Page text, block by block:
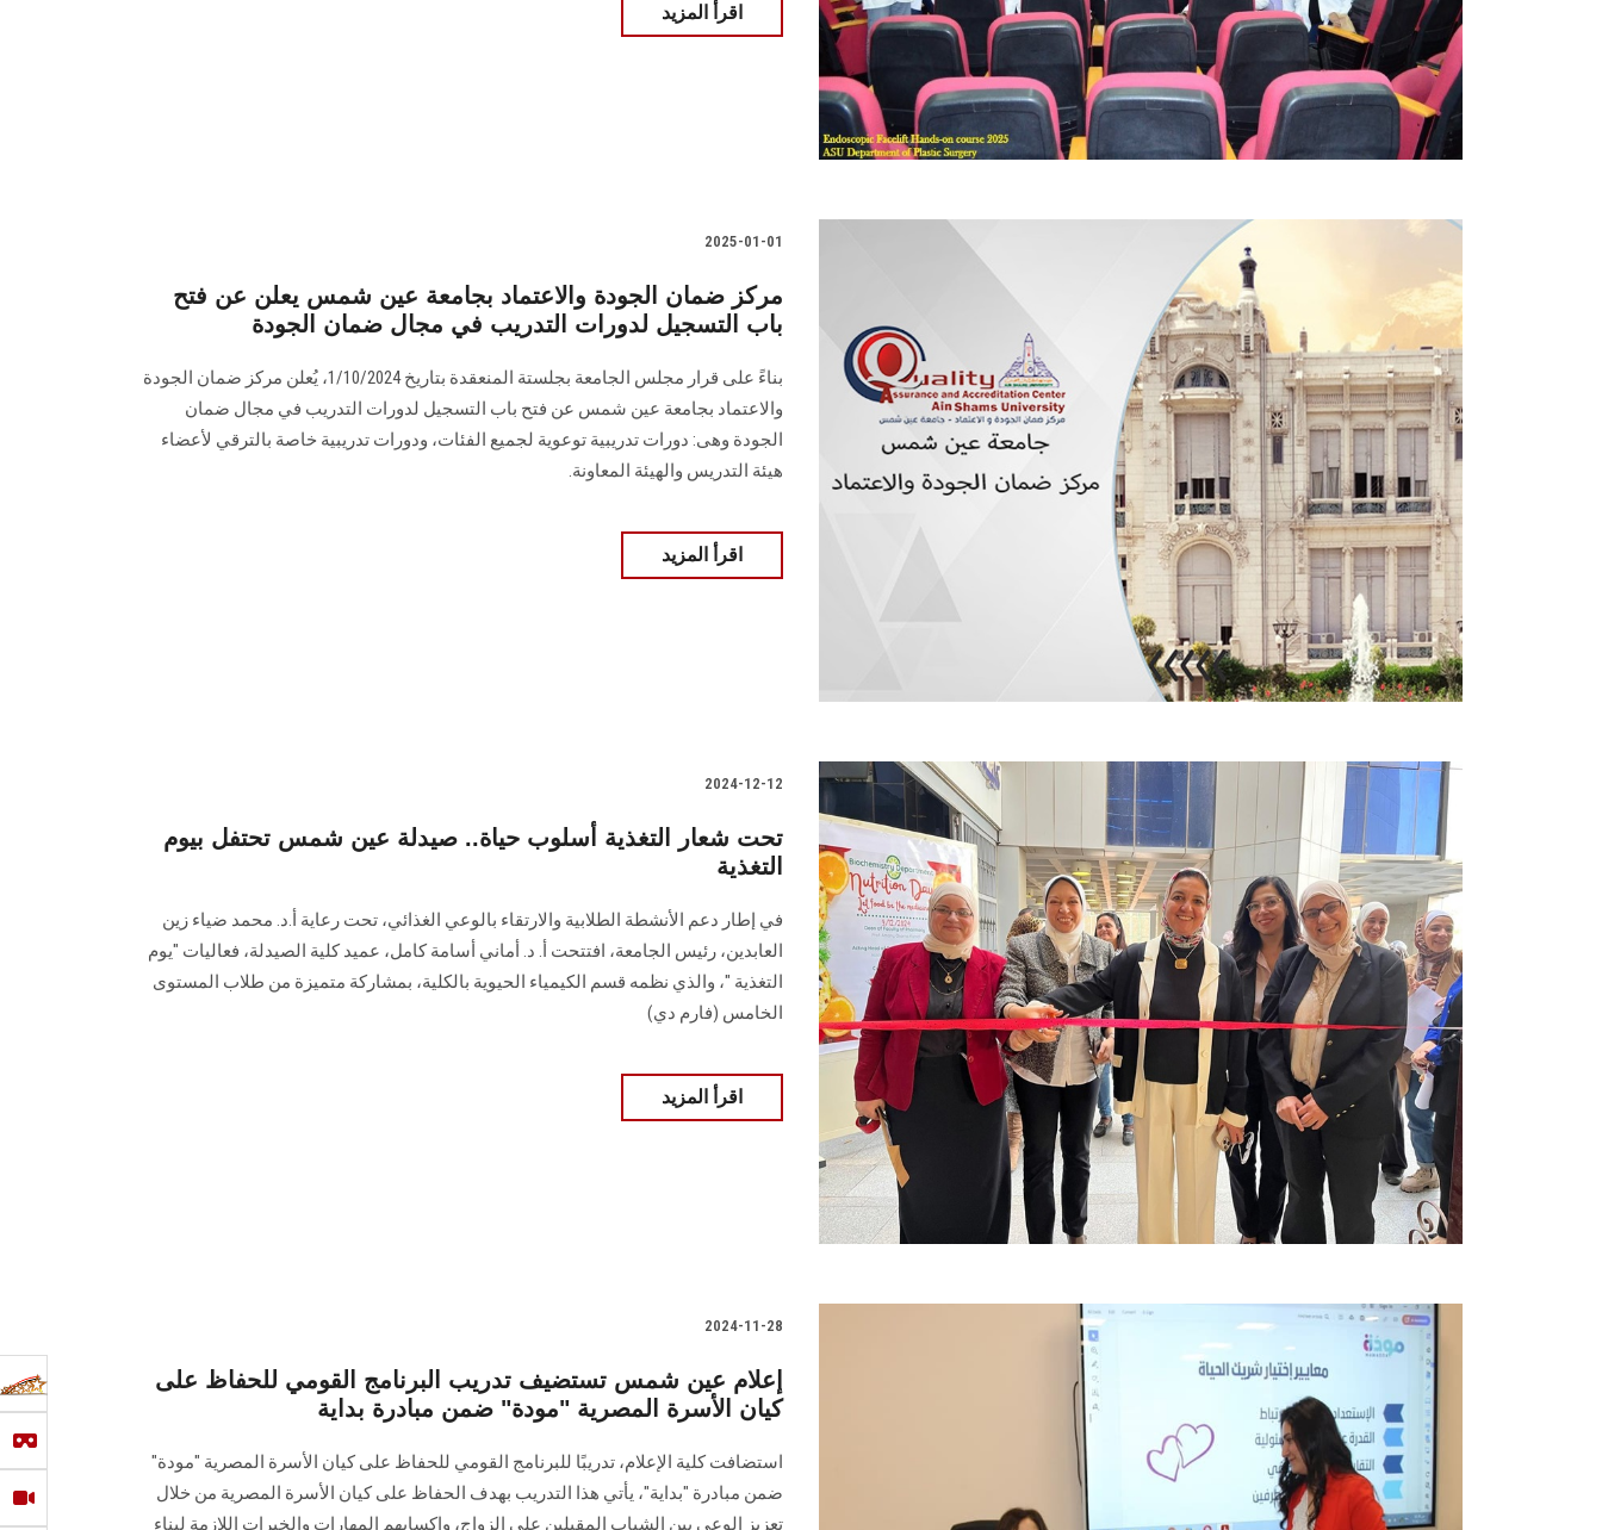
اقرأ المزيد
2025-01-01
مركز ضمان الجودة والاعتماد بجامعة عين شمس يعلن عن فتح
باب التسجيل لدورات التدريب في مجال ضمان الجودة
بناءً على قرار مجلس الجامعة بجلستة المنعقدة بتاريخ 1/10/2024، يُعلن مركز ضمان الجودة
والاعتماد بجامعة عين شمس عن فتح باب التسجيل لدورات التدريب في مجال ضمان
الجودة وهى: دورات تدريبية توعوية لجميع الفئات، ودورات تدريبية خاصة بالترقي لأعضاء
هيئة التدريس والهيئة المعاونة.
اقرأ المزيد
2024-12-12
تحت شعار التغذية أسلوب حياة.. صيدلة عين شمس تحتفل بيوم
التغذية
في إطار دعم الأنشطة الطلابية والارتقاء بالوعي الغذائي، تحت رعاية أ.د. محمد ضياء زين
العابدين، رئيس الجامعة، افتتحت أ. د. أماني أسامة كامل، عميد كلية الصيدلة، فعاليات "يوم
التغذية "، والذي نظمه قسم الكيمياء الحيوية بالكلية، بمشاركة متميزة من طلاب المستوى
الخامس (فارم دي)
اقرأ المزيد
2024-11-28
إعلام عين شمس تستضيف تدريب البرنامج القومي للحفاظ على
كيان الأسرة المصرية "مودة" ضمن مبادرة بداية
استضافت كلية الإعلام، تدريبًا للبرنامج القومي للحفاظ على كيان الأسرة ‏المصرية "مودة"
ضمن مبادرة "بداية"، ‏يأتي هذا التدريب بهدف الحفاظ على كيان الأسرة المصرية من خلال
تعزيز الوعي بين ‏الشباب المقبلين على الزواج، وإكسابهم المهارات والخبرات اللازمة لبناء